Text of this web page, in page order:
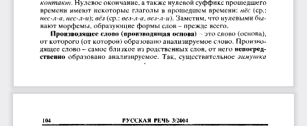
контакт. Нулевое окончание, а также нулевой суффикс прошедшего
времени  имеют  некоторые  глаголы  в  прошедшем  времени: нёс (ср.:
нес-л-а, нес-л-и); вёз (ср.: вез-л-а, вез-л-и). Заметим, что нулевыми бы­
вают морфемы, образующие формы слов -  прежде всего.
Производящее слово (производящая основа) -  это слово (основа),
от которого (от которой) образовано анализируемое слово.  Произво­
дящее слово -  самое близкое из родственных слов, от него непосред­
ственно образовано  анализируемое.  Так,  существительное зимушка
104 РУССКАЯ  РЕЧЬ  3/2004